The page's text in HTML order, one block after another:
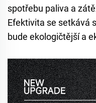
spotřebu paliva a
Efektivita se setkává
bude ekologičtější a